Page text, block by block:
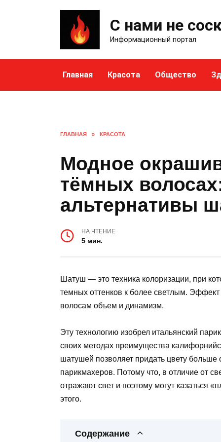
С нами не
Информационный портал
Главная Красота Общество
ГЛАВНАЯ » КРАСОТА
Модное
тёмных
альтернативы
НА ЧТЕНИЕ
5 мин.
Шатуш — это техника колоризации, при
темных оттенков к более светлым. Эффект
волосам объем и динамизм.
Эту технологию изобрел итальянский
своих методах преимущества
шатушей позволяет придать цвету
парикмахеров. Потому что, в отличие от
отражают свет и поэтому могут казаться
этого.
Содержание